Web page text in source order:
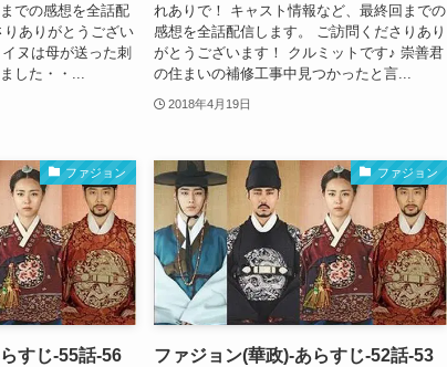
での感想を全話配
ありがとうござい
ヌは母が送った刺
した・・...
れありで！ キャスト情報など、最終回までの
感想を全話配信します。 ご訪問くださりあり
がとうございます！ クルミットです♪ 崇善君
の住まいの補修工事中見つかったと言...
2018年4月19日
ファジョン
すじ-55話-56
ファジョン
ファジョン(華政)-あらすじ-52話-53